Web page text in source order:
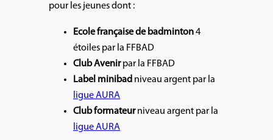
pour les jeunes dont :
Ecole française de badminton4
étoiles par la FFBAD
Club Avenirpar la FFBAD
Label minibad niveau argent par la
ligue AURA
Club formateurniveau argent par la
ligue AURA